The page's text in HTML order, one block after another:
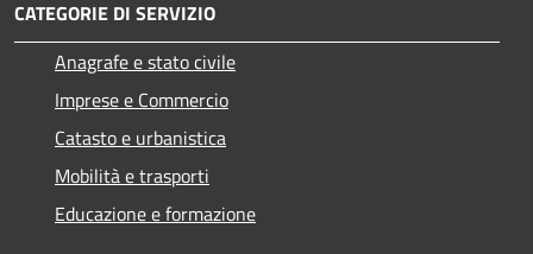
CATEGORIE DI SERVIZIO
Anagrafe e stato civile
Imprese e Commercio
Catasto e urbanistica
Mobilità e trasporti
Educazione e formazione